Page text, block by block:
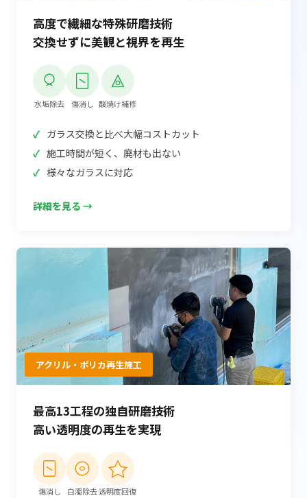
高度で繊細な特殊研磨技術
交換せずに美観と視界を再生
水垢除去 傷消し 酸焼け補修
ガラス交換と比べ大幅コストカット
施工時間が短く、廃材も出ない
様々なガラスに対応
詳細を見る →
アクリル・ポリカ再生施工
最高13工程の独自研磨技術
高い透明度の再生を実現
傷消し 白濁除去透明度回復